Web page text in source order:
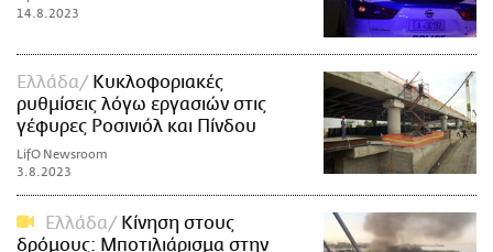
14.8.2023
Ελλάδα
Κυκλοφοριακές
ρυθμίσεις λόγω εργασιών στις
γέφυρες Ροσινιόλ και Πίνδου
LifO Newsroom
3.8.2023
Ελλάδα
Κίνηση στους
δρόμους: Μποτιλιάρισμα στην